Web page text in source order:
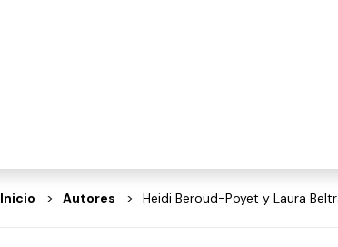
Inicio autores Heidi Beroud-Poyet y Laura